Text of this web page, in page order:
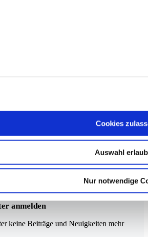
Cookies
Auswahl
Nur notwendige
anmelden
keine Beiträge und Neuigkeiten mehr